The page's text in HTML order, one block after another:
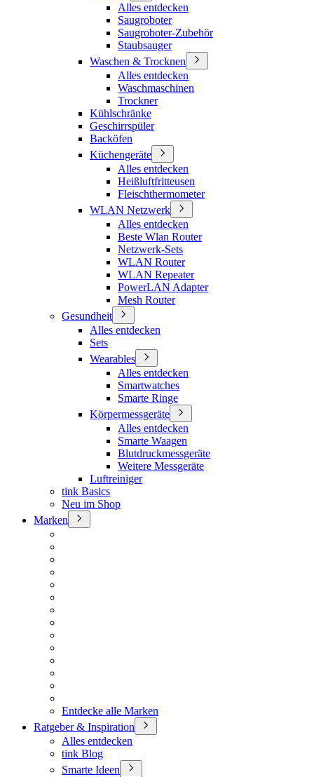
Alles entdecken
Saugroboter
Saugroboter-Zubehör
Staubsauger
Waschen & Trocknen
Alles entdecken
Waschmaschinen
Trockner
Kühlschränke
Geschirrspüler
Backöfen
Küchengeräte
Alles entdecken
Heißluftfritteusen
Fleischthermometer
WLAN Netzwerk
Alles entdecken
Beste Wlan Router
Netzwerk-Sets
WLAN Router
WLAN Repeater
PowerLAN Adapter
Mesh Router
Gesundheit
Alles entdecken
Sets
Wearables
Alles entdecken
Smartwatches
Smarte Ringe
Körpermessgeräte
Alles entdecken
Smarte Waagen
Blutdruckmessgeräte
Weitere Messgeräte
Luftreiniger
tink Basics
Neu im Shop
Marken
Entdecke alle Marken
Ratgeber & Inspiration
Alles entdecken
tink Blog
Smarte Ideen